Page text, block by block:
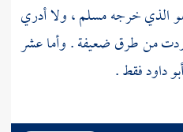
الذي خرجهمسلم، ولا أدري
من طرق ضعيفة . وأما عشر
أبو داودفقط .